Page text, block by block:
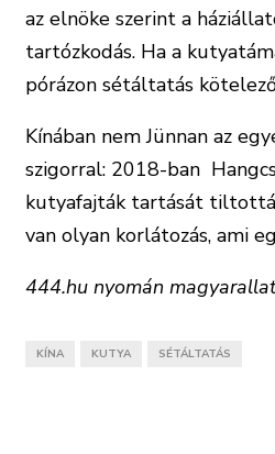
az elnöke szerint a
tartózkodás. Ha a
pórázon sétáltatás
Kínában nem Jünnan az
szigorral: 2018-ban
kutyafajták tartását
van olyan korlátozás, ami
444.hu nyomán
KÍNA KUTYA SÉTÁLTATÁS